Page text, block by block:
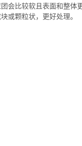
会比较软且表面和整体
或颗粒状，更好处理。